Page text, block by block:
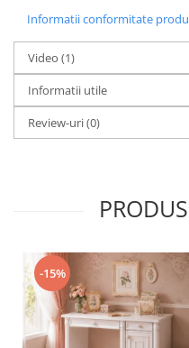
Informatii conformitate
Video (1)
Informatii utile
Review-uri(0)
-15%